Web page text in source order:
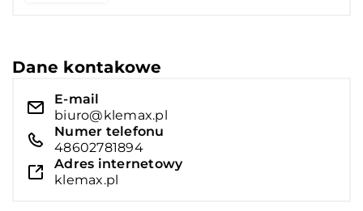
Dane kontakowe
E-mail
biuro@klemax.pl
Numer telefonu
48602781894
Adres internetowy
klemax.pl